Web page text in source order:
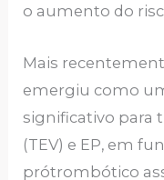
o aumento do
Mais
emergiu como
significativo para
(TEV) e EP, em
prótrombótico